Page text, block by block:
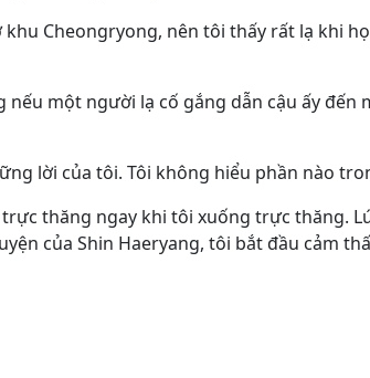
Cheongryong, nên tôi thấy rất lạ khi
nếu một người lạ cố gắng dẫn cậu ấy
lời của tôi. Tôi không hiểu phần nào
thăng ngay khi tôi xuống trực thăng.
của Shin Haeryang, tôi bắt đầu cảm